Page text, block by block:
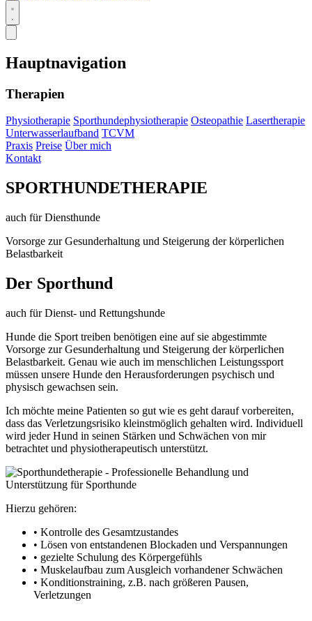
Hauptnavigation
Therapien
Physiotherapie Sporthundephysiotherapie Osteopathie Lasertherapie
Unterwasserlaufband TCVM
Praxis Preise Über mich
Kontakt
SPORTHUNDE­THERAPIE
auch für Diensthunde
Vorsorge zur Gesunderhaltung und Steigerung der körperlichen
Belastbarkeit
Der Sporthund
auch für Dienst- und Rettungshunde
Hunde die Sport treiben benötigen eine auf sie abgestimmte
Vorsorge zur Gesunderhaltung und Steigerung der körperlichen
Belastbarkeit. Genau wie auch im menschlichen Leistungssport
müssen unsere Hunde den Herausforderungen psychisch und
physisch gewachsen sein.
Ich möchte meine Patienten so gut wie es geht darauf vorbereiten,
dass das Verletzungsrisiko kleinstmöglich gehalten wird. Individuell
wird jeder Hund in seinen Stärken und Schwächen von mir
betrachtet und physiotherapeutisch unterstützt.
Hierzu gehören:
• Kontrolle des Gesamtzustandes
• Lösen von entstandenen Blockaden und Verspannungen
• gezielte Schulung des Körpergefühls
• Muskelaufbau zum Ausgleich vorhandener Schwächen
• Konditionstraining, z.B. nach größeren Pausen,
Verletzungen